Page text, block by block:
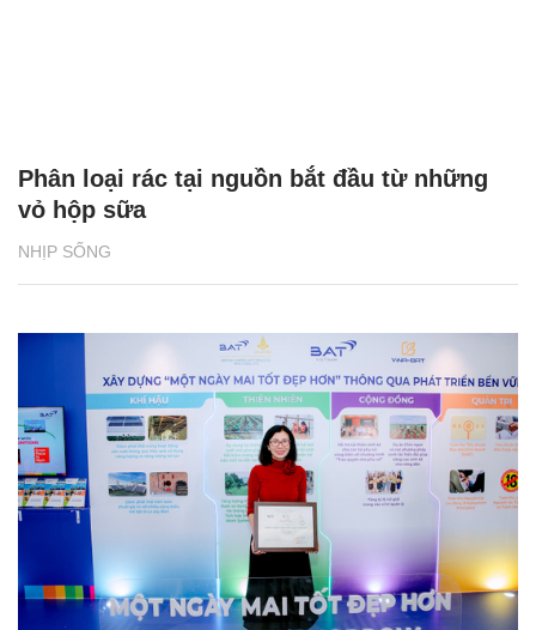
NHỊP SỐNG
Phân loại rác tại nguồn bắt đầu từ những
vỏ hộp sữa